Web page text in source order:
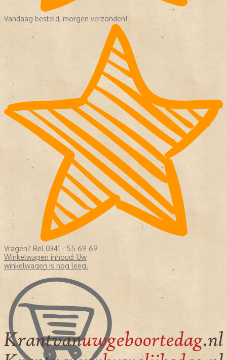
Vandaag besteld, morgen verzonden!
Vragen? Bel 0341 - 55 69 69
Winkelwagen inhoud: Uw
winkelwagen is nog leeg.